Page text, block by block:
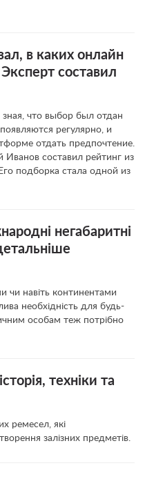
в каких онлайн
составил
зная, что выбор был отдан
регулярно, и
отдать предпочтение.
Иванов составил рейтинг из
подборка стала одной из
негабаритні
чи навіть континентами
необхідність для будь-
особам теж потрібно
техніки та
ремесел, які
залізних предметів.